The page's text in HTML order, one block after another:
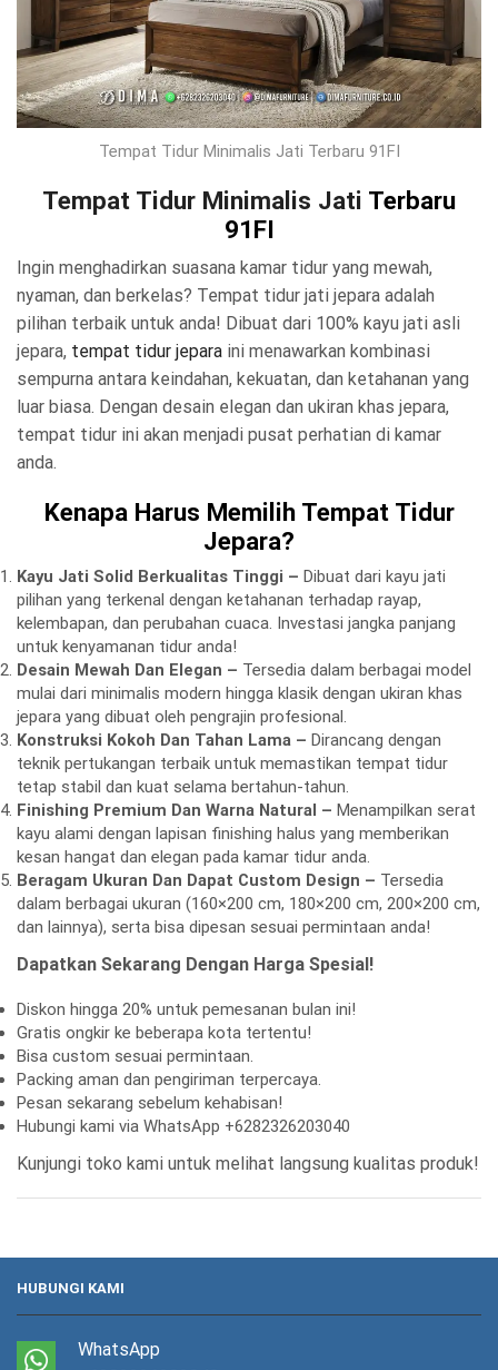
Tempat Tidur Minimalis Jati Terbaru 91FI
Tempat Tidur Minimalis Jati Terbaru
91FI
Ingin menghadirkan suasana kamar tidur yang mewah,
nyaman, dan berkelas? Tempat tidur jati jepara adalah
pilihan terbaik untuk anda! Dibuat dari 100% kayu jati asli
jepara, tempat tidur jepara ini menawarkan kombinasi
sempurna antara keindahan, kekuatan, dan ketahanan yang
luar biasa. Dengan desain elegan dan ukiran khas jepara,
tempat tidur ini akan menjadi pusat perhatian di kamar
anda.
Kenapa Harus Memilih Tempat Tidur
Jepara?
Kayu Jati Solid Berkualitas Tinggi – Dibuat dari kayu jati
pilihan yang terkenal dengan ketahanan terhadap rayap,
kelembapan, dan perubahan cuaca. Investasi jangka panjang
untuk kenyamanan tidur anda!
Desain Mewah Dan Elegan – Tersedia dalam berbagai model
mulai dari minimalis modern hingga klasik dengan ukiran khas
jepara yang dibuat oleh pengrajin profesional.
Konstruksi Kokoh Dan Tahan Lama – Dirancang dengan
teknik pertukangan terbaik untuk memastikan tempat tidur
tetap stabil dan kuat selama bertahun-tahun.
Finishing Premium Dan Warna Natural – Menampilkan serat
kayu alami dengan lapisan finishing halus yang memberikan
kesan hangat dan elegan pada kamar tidur anda.
Beragam Ukuran Dan Dapat Custom Design – Tersedia
dalam berbagai ukuran (160×200 cm, 180×200 cm, 200×200 cm,
dan lainnya), serta bisa dipesan sesuai permintaan anda!
Dapatkan Sekarang Dengan Harga Spesial!
Diskon hingga 20% untuk pemesanan bulan ini!
Gratis ongkir ke beberapa kota tertentu!
Bisa custom sesuai permintaan.
Packing aman dan pengiriman terpercaya.
Pesan sekarang sebelum kehabisan!
Hubungi kami via WhatsApp +6282326203040
Kunjungi toko kami untuk melihat langsung kualitas produk!
HUBUNGI KAMI
WhatsApp